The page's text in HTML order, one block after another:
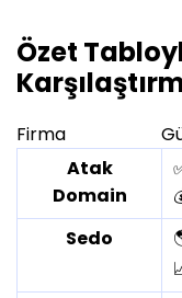
Özet
Firma
Atak
Domain
Sedo